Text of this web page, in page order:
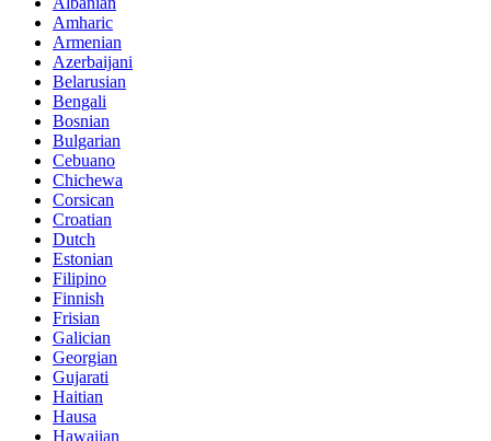
Amharic
Armenian
Azerbaijani
Belarusian
Bengali
Bosnian
Bulgarian
Cebuano
Chichewa
Corsican
Croatian
Dutch
Estonian
Filipino
Finnish
Frisian
Galician
Georgian
Gujarati
Haitian
Hausa
Hawaiian